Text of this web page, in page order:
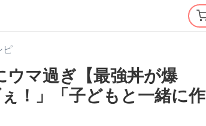
ピ
マ過ぎ【最強丼が爆
！」「子どもと一緒に作